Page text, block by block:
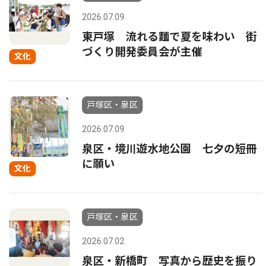
文化
2026.07.09
東戸塚 流れる麵で夏を味わい 街
づくり開発委員会が主催
文化
戸塚区・泉区
2026.07.09
泉区・境川遊水地公園 七夕の短冊
に願い
戸塚区・泉区
2026.07.02
泉区・新橋町 写真から歴史を振り